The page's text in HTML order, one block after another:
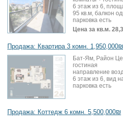
6 этаж из 6,
95 кв.м, балкон
парковка есть
Цена за кв.м.
Продажа: Квартира 3 комн. 1,950,000₪
Бат-Ям, Район
гостиная
направление
6 этаж из 6, вид
парковка есть
Продажа: Коттедж 6 комн. 5,500,000₪